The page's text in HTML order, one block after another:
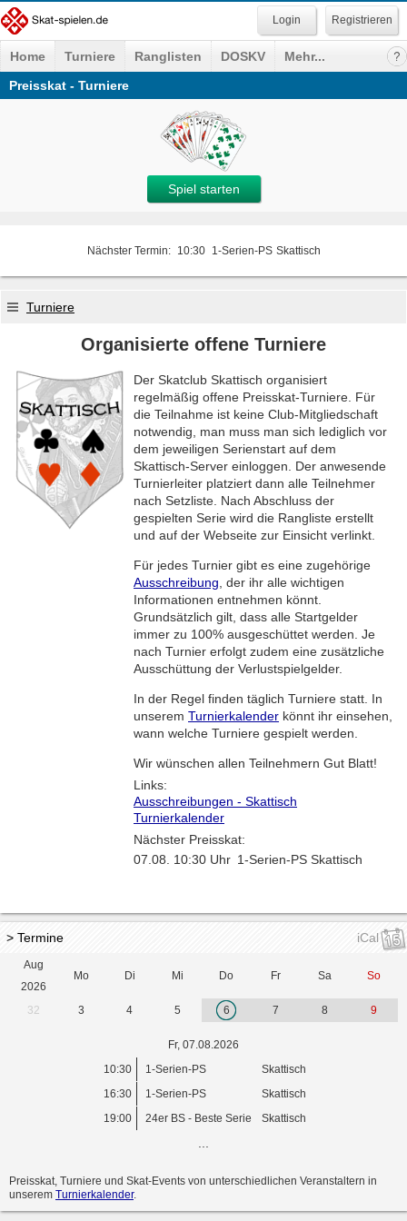
Registrieren
Home Turniere Ranglisten DOSKV
Mehr...
Preisskat - Turniere
Spiel starten
Nächster Termin: 10:30 1-Serien-PS Skattisch
Turniere
Organisierte offene Turniere
Der Skatclub Skattisch organisiert
regelmäßig offene Preisskat-Turniere. Für
die Teilnahme ist keine Club-Mitgliedschaft
notwendig, man muss man sich lediglich vor
dem jeweiligen Serienstart auf dem
Skattisch-Server einloggen. Der anwesende
Turnierleiter platziert dann alle Teilnehmer
nach Setzliste. Nach Abschluss der
gespielten Serie wird die Rangliste erstellt
und auf der Webseite zur Einsicht verlinkt.
Für jedes Turnier gibt es eine zugehörige
Ausschreibung , der ihr alle wichtigen
Informationen entnehmen könnt.
Grundsätzlich gilt, dass alle Startgelder
immer zu 100% ausgeschüttet werden. Je
nach Turnier erfolgt zudem eine zusätzliche
Ausschüttung der Verlustspielgelder.
In der Regel finden täglich Turniere statt. In
unserem Turnierkalender könnt ihr einsehen,
wann welche Turniere gespielt werden.
Wir wünschen allen Teilnehmern Gut Blatt!
Links:
Ausschreibungen - Skattisch
Turnierkalender
Nächster Preisskat:
07.08. 10:30 Uhr 1-Serien-PS Skattisch
> Termine iCal
Aug
2026
Mo Di Mi Do Fr Sa So
32 3 4 5 6 7 8 9
Fr, 07.08.2026
10:30
1-Serien-PS
Skattisch
16:30
1-Serien-PS
Skattisch
19:00
24er BS - Beste Serie Skattisch
Preisskat, Turniere und Skat-Events von unterschiedlichen Veranstaltern in
unserem Turnierkalender.